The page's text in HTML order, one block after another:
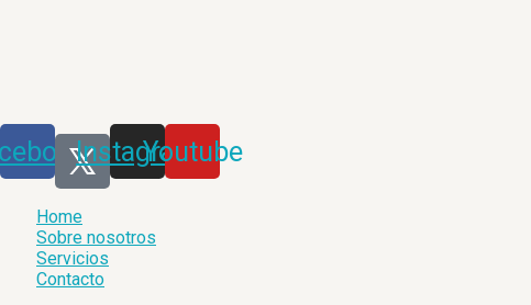
Instagram
Youtube
Home
Sobre nosotros
Servicios
Contacto